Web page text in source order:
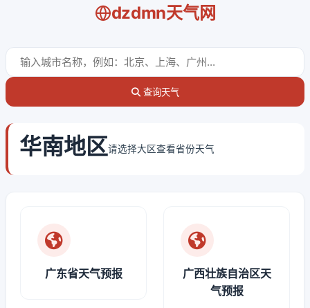
dzdmn天气网
查询天气
华南地区请选择大区查看省份天气
广东省天气预报
广西壮族自治区天
气预报